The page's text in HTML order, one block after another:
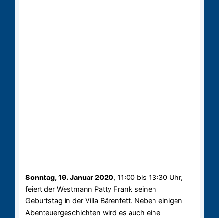
Sonntag, 19. Januar 2020, 11:00 bis 13:30 Uhr,
feiert der Westmann Patty Frank seinen
Geburtstag in der Villa Bärenfett. Neben einigen
Abenteuergeschichten wird es auch eine